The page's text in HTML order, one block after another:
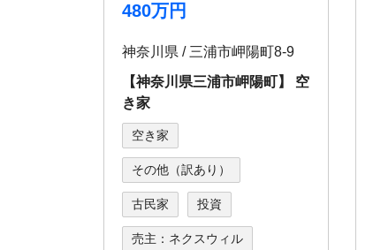
480万円
神奈川県 / 三浦市岬陽町8-9
【神奈川県三浦市岬陽町】 空
き家
空き家
その他（訳あり）
古民家 投資
売主：ネクスウィル